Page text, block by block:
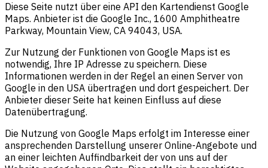
Diese Seite nutzt über eine API den Kartendienst Google
Maps. Anbieter ist die Google Inc., 1600 Amphitheatre
Parkway, Mountain View, CA 94043, USA.
Zur Nutzung der Funktionen von Google Maps ist es
notwendig, Ihre IP Adresse zu speichern. Diese
Informationen werden in der Regel an einen Server von
Google in den USA übertragen und dort gespeichert. Der
Anbieter dieser Seite hat keinen Einfluss auf diese
Datenübertragung.
Die Nutzung von Google Maps erfolgt im Interesse einer
ansprechenden Darstellung unserer Online-Angebote und
an einer leichten Auffindbarkeit der von uns auf der